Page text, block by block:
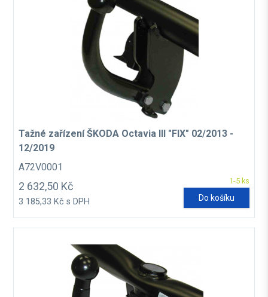
Tažné zařízení ŠKODA Octavia III "FIX" 02/2013 -
12/2019
A72V0001
1-5 ks
2 632,50 Kč
3 185,33 Kč s DPH Do košíku